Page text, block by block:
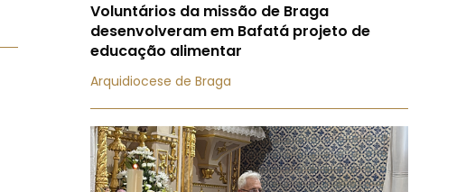
Voluntários da missão de Braga
desenvolveram em Bafatá projeto de
educação alimentar
Arquidiocese de Braga